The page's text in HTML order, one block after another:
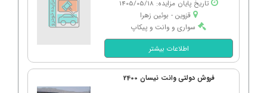
تاریخ پایان مزایده: 1405/05/18
قزوین - بوئین زهرا
سواری و وانت و پیکاپ
اطلاعات بیشتر
فروش دولتی وانت نیسان 2400